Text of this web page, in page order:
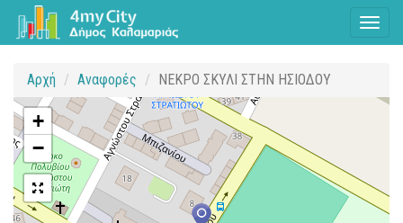
Αρχή Αναφορές ΝΕΚΡΟ ΣΚΥΛΙ ΣΤΗΝ ΗΣΙΟΔΟΥ
+
−